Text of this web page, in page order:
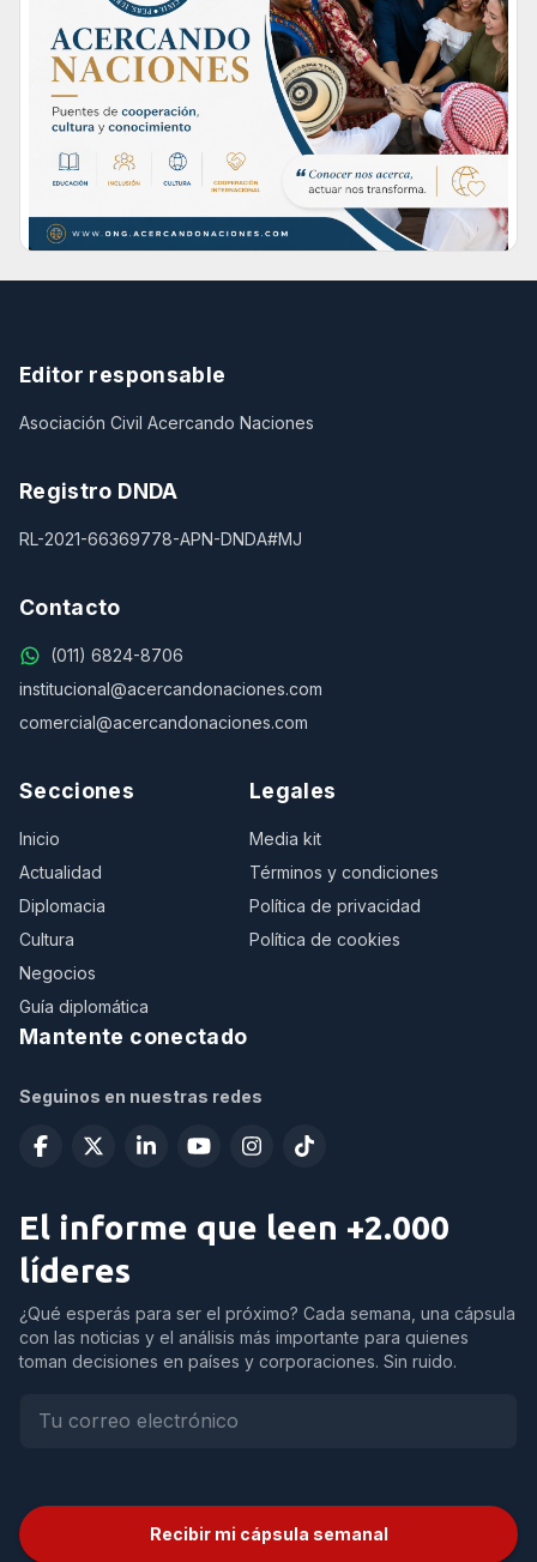
Editor responsable
Asociación Civil Acercando Naciones
Registro DNDA
RL-2021-66369778-APN-DNDA#MJ
Contacto
(011) 6824-8706
institucional@acercandonaciones.com
comercial@acercandonaciones.com
Secciones
Inicio
Actualidad
Diplomacia
Cultura
Negocios
Guía diplomática
Legales
Media kit
Términos y condiciones
Política de privacidad
Política de cookies
Mantente conectado
Seguinos en nuestras redes
El informe que leen +2.000
líderes
¿Qué esperás para ser el próximo? Cada semana, una cápsula
con las noticias y el análisis más importante para quienes
toman decisiones en países y corporaciones. Sin ruido.
Recibir mi cápsula semanal